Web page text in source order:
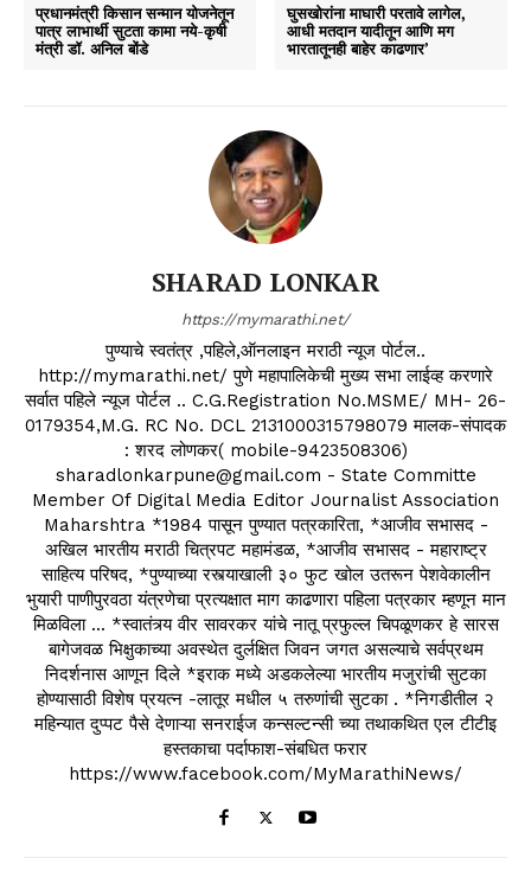
प्रधानमंत्री किसान सन्मान योजनेतून
पात्र लाभार्थी सुटता कामा नये-कृषी
मंत्री डॉ. अनिल बोंडे
घुसखोरांना माघारी परतावे लागेल,
आधी मतदान यादीतून आणि मग
भारतातूनही बाहेर काढणार’
SHARAD LONKAR
https://mymarathi.net/
पुण्याचे स्वतंत्र ,पहिले,ऑनलाइन मराठी न्यूज पोर्टल..
http://mymarathi.net/ पुणे महापालिकेची मुख्य सभा लाईव्ह करणारे
सर्वात पहिले न्यूज पोर्टल .. C.G.Registration No.MSME/ MH- 26-
0179354,M.G. RC No. DCL 2131000315798079 मालक-संपादक
: शरद लोणकर( mobile-9423508306)
sharadlonkarpune@gmail.com - State Committe
Member Of Digital Media Editor Journalist Association
Maharshtra *1984 पासून पुण्यात पत्रकारिता, *आजीव सभासद -
अखिल भारतीय मराठी चित्रपट महामंडळ, *आजीव सभासद - महाराष्ट्र
साहित्य परिषद, *पुण्याच्या रस्त्याखाली ३० फुट खोल उतरून पेशवेकालीन
भुयारी पाणीपुरवठा यंत्रणेचा प्रत्यक्षात माग काढणारा पहिला पत्रकार म्हणून मान
मिळविला ... *स्वातंत्र्य वीर सावरकर यांचे नातू प्रफुल्ल चिपळूणकर हे सारस
बागेजवळ भिक्षुकाच्या अवस्थेत दुर्लक्षित जिवन जगत असल्याचे सर्वप्रथम
निदर्शनास आणून दिले *इराक मध्ये अडकलेल्या भारतीय मजुरांची सुटका
होण्यासाठी विशेष प्रयत्न -लातूर मधील ५ तरुणांची सुटका . *निगडीतील २
महिन्यात दुप्पट पैसे देणाऱ्या सनराईज कन्सल्टन्सी च्या तथाकथित एल टीटीइ
हस्तकाचा पर्दाफाश-संबधित फरार
https://www.facebook.com/MyMarathiNews/